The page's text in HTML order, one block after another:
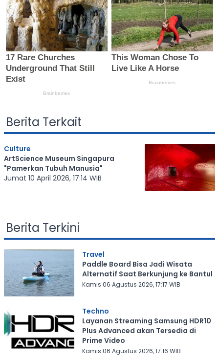
Berita Terkait
Culture
ArtScience Museum Singapura
"Pamerkan Tubuh Manusia"
Jumat 10 April 2026, 17:14 WIB
Berita Terkini
Travel
Paddle Board Bisa Jadi Wisata
Alternatif Saat Berkunjung ke Bantul
Kamis 06 Agustus 2026, 17:17 WIB
Techno
Layanan Streaming Samsung HDR10
Plus Advanced akan Tersedia di
Prime Video
Kamis 06 Agustus 2026, 17:16 WIB